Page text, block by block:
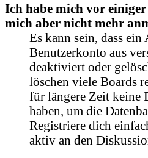
Ich habe mich vor
mich aber nicht mehr
Es kann sein, dass
Benutzerkonto aus
deaktiviert oder
löschen viele Boards
für längere Zeit keine
haben, um die
Registriere dich
aktiv an den